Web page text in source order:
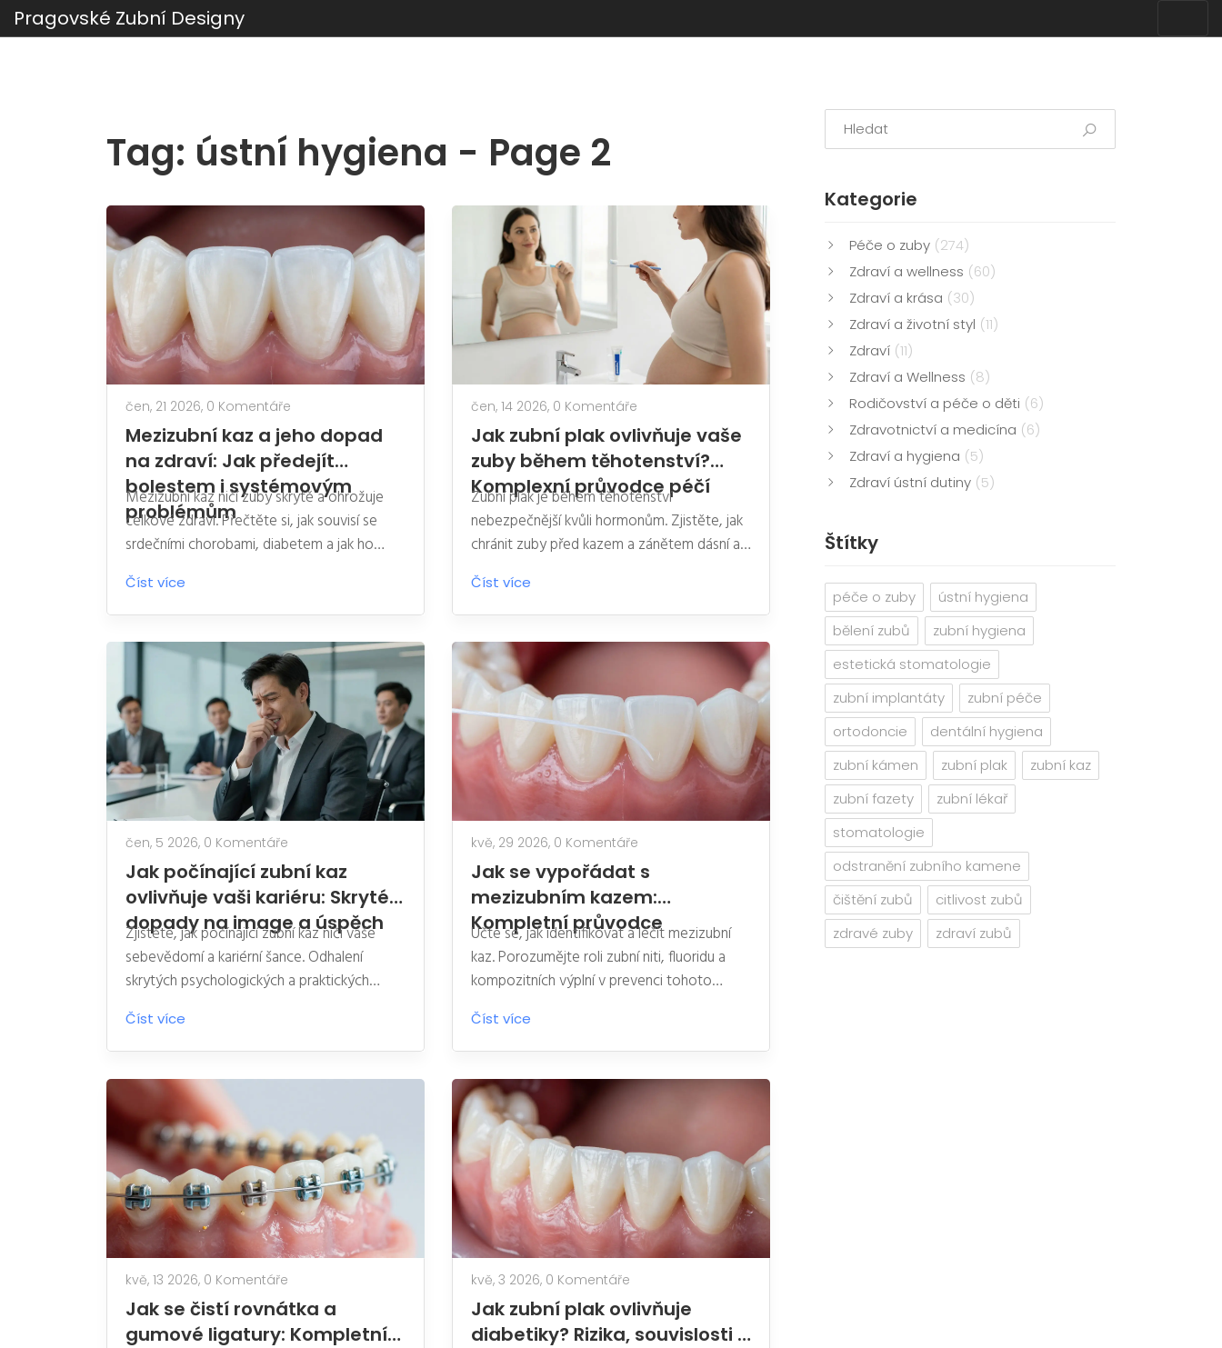
Pragovské Zubní Designy
Tag: ústní hygiena - Page 2
čen, 21 2026, 0 Komentáře
Mezizubní kaz a jeho dopad
na zdraví: Jak předejít
bolestem i systémovým
problémům
Mezizubní kaz ničí zuby skrytě a ohrožuje
celkové zdraví. Přečtěte si, jak souvisí se
srdečními chorobami, diabetem a jak ho
efektivně předcházet pomocí správné
hygieny.
Číst více
čen, 14 2026, 0 Komentáře
Jak zubní plak ovlivňuje vaše
zuby během těhotenství?
Komplexní průvodce péčí
Zubní plak je během těhotenství
nebezpečnější kvůli hormonům. Zjistěte, jak
chránit zuby před kazem a zánětem dásní a
co dělat při nevolnosti.
Číst více
čen, 5 2026, 0 Komentáře
Jak počínající zubní kaz
ovlivňuje vaši kariéru: Skryté
dopady na image a úspěch
Zjistěte, jak počínající zubní kaz ničí vaše
sebevědomí a kariérní šance. Odhalení
skrytých psychologických a praktických
dopadů na profesionální image.
Číst více
kvě, 29 2026, 0 Komentáře
Jak se vypořádat s
mezizubním kazem:
Kompletní průvodce
Učte se, jak identifikovat a léčit mezizubní
kaz. Porozumějte roli zubní niti, fluoridu a
kompozitních výplní v prevenci tohoto
skrytého zubního problému.
Číst více
kvě, 13 2026, 0 Komentáře
Jak se čistí rovnátka a
gumové ligatury: Kompletní
kvě, 3 2026, 0 Komentáře
Jak zubní plak ovlivňuje
diabetiky? Rizika, souvislosti a
Kategorie
Péče o zuby (274)
Zdraví a wellness (60)
Zdraví a krása (30)
Zdraví a životní styl (11)
Zdraví (11)
Zdraví a Wellness (8)
Rodičovství a péče o děti (6)
Zdravotnictví a medicína (6)
Zdraví a hygiena (5)
Zdraví ústní dutiny (5)
Štítky
péče o zuby
ústní hygiena
bělení zubů
zubní hygiena
estetická stomatologie
zubní implantáty
zubní péče
ortodoncie
dentální hygiena
zubní kámen
zubní plak
zubní kaz
zubní fazety
zubní lékař
stomatologie
odstranění zubního kamene
čištění zubů
citlivost zubů
zdravé zuby
zdraví zubů